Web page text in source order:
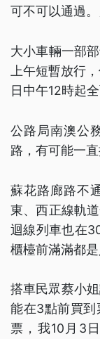
可不可以通過。
大小車輛一部
上午短暫放行
日中午12時起全
公路局南澳公
路，有可能一
蘇花路廊路不
東、西正線軌
迴線列車也在
櫃檯前滿滿都
搭車民眾蔡小
能在3點前買到
票，我10月3